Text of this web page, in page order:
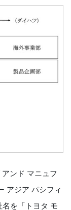
ンド マニュフ
アジア パシフィ
を「トヨタ モ